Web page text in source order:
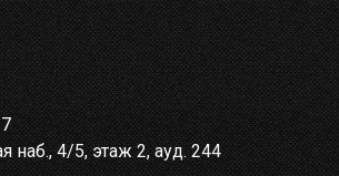
наб., 4/5, этаж 2, ауд. 244